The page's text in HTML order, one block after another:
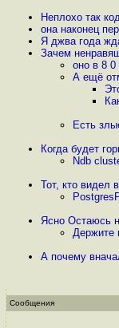
Неплохо так
она наконец
Я джва года
Зачем
оно в 8 0
А ещё
Есть
Когда будет
Ndb
Тот, кто видел
Ясно Остаюсь
Держите
А почему
Сообщения